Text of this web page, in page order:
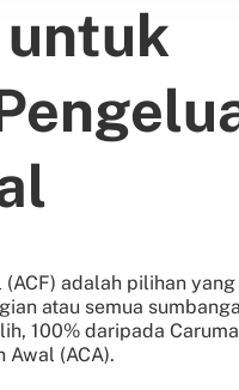
untuk
adalah pilihan
atau semua
100% daripada
Awal (ACA).